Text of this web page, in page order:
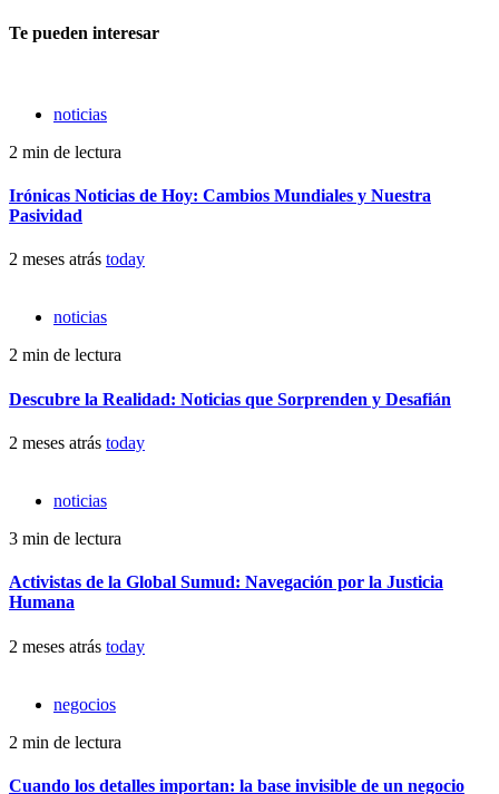
Te pueden interesar
noticias
2 min de lectura
Irónicas Noticias de Hoy: Cambios Mundiales y Nuestra
Pasividad
2 meses atrás today
noticias
2 min de lectura
Descubre la Realidad: Noticias que Sorprenden y Desafián
2 meses atrás today
noticias
3 min de lectura
Activistas de la Global Sumud: Navegación por la Justicia
Humana
2 meses atrás today
negocios
2 min de lectura
Cuando los detalles importan: la base invisible de un negocio